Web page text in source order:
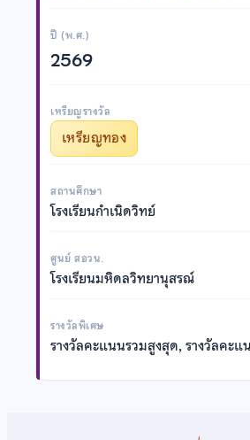
ปี (พ.ศ.)
2569
เหรียญรางวัล
เหรียญทอง
สถานศึกษา
โรงเรียนกำเนิดวิทย์
ศูนย์ สอวน.
โรงเรียนมหิดลวิทยานุสรณ์
รางวัลพิเศษ
รางวัลคะแนนรวมสูงสุด, รางวัลคะ